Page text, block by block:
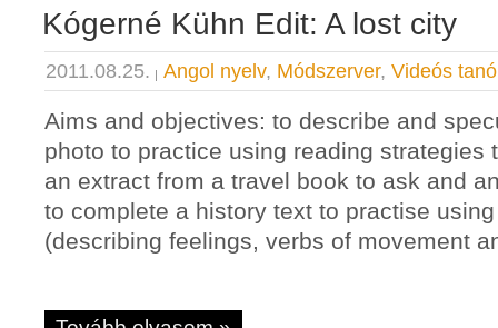
Kógerné Kühn Edit: A lost city
2011.08.25. Angol nyelv, Módszerver, Videós
Aims and objectives: to describe and
photo to practice using reading
an extract from a travel book to ask and
to complete a history text to practise
(describing feelings, verbs of movement